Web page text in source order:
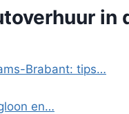
in
Brabant: tips…
en…